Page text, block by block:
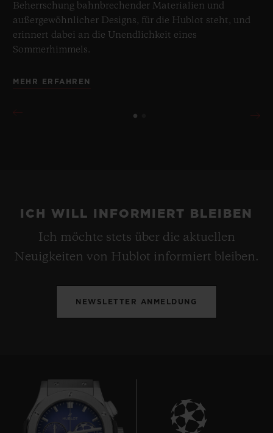
Beherrschung bahnbrechender Materialien und
außergewöhnlicher Designs, für die Hublot steht, und
erinnert dabei an die Unendlichkeit eines
Sommerhimmels.
MEHR ERFAHREN
ICH WILL INFORMIERT BLEIBEN
Ich möchte stets über die aktuellen
Neuigkeiten von Hublot informiert bleiben.
NEWSLETTER ANMELDUNG